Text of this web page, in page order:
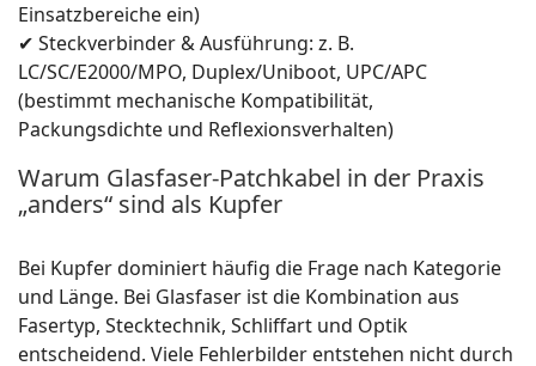
Einsatzbereiche ein)
✔ Steckverbinder & Ausführung: z. B.
LC/SC/E2000/MPO, Duplex/Uniboot, UPC/APC
(bestimmt mechanische Kompatibilität,
Packungsdichte und Reflexionsverhalten)
Warum Glasfaser-Patchkabel in der Praxis
„anders“ sind als Kupfer
Bei Kupfer dominiert häufig die Frage nach Kategorie
und Länge. Bei Glasfaser ist die Kombination aus
Fasertyp, Stecktechnik, Schliffart und Optik
entscheidend. Viele Fehlerbilder entstehen nicht durch